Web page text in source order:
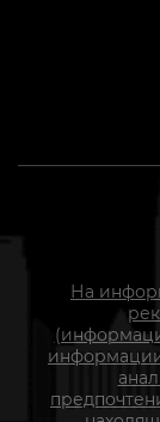
На